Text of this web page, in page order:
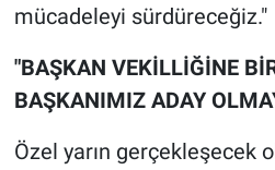
mücadeleyi sürdüreceğiz."
"BAŞKAN VEKİLLİĞİNE
BAŞKANIMIZ ADAY
Özel yarın gerçekleşecek